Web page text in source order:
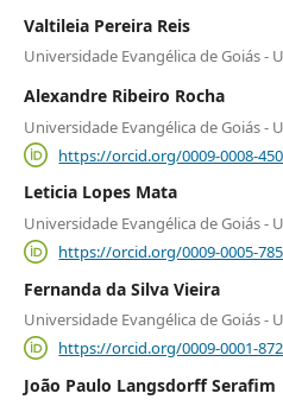
Valtileia Pereira Reis
Universidade Evangélica de Goiás -
Alexandre Ribeiro Rocha
Universidade Evangélica de Goiás -
https://orcid.org/0009-0008-
Leticia Lopes Mata
Universidade Evangélica de Goiás -
https://orcid.org/0009-0005-
Fernanda da Silva Vieira
Universidade Evangélica de Goiás -
https://orcid.org/0009-0001-
João Paulo Langsdorff Serafim